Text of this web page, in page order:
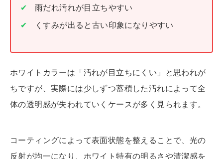
雨だれ汚れが目立ちやすい
くすみが出ると古い印象になりやすい
ホワイトカラーは「汚れが目立ちにくい」と思われが
ちですが、実際には少しずつ蓄積した汚れによって全
体の透明感が失われていくケースが多く見られます。
コーティングによって表面状態を整えることで、光の
反射が均一になり、ホワイト特有の明るさや清潔感を